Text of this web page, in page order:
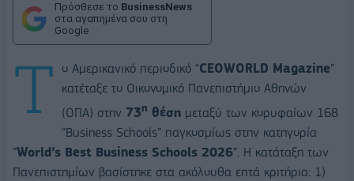
Πρόσθεσε το BusinessNews
στα αγαπημένα σου στη
Google
Τ ο Αμερικανικό περιοδικό “CEOWORLD Magazine”
κατέταξε το Οικονομικό Πανεπιστήμιο Αθηνών
(ΟΠΑ) στην 73η θέση μεταξύ των κορυφαίων 168
“Business Schools” παγκοσμίως στην κατηγορία
”World’s Best Business Schools 2026”. Η κατάταξη των
Πανεπιστημίων βασίστηκε στα ακόλουθα επτά κριτήρια: 1)